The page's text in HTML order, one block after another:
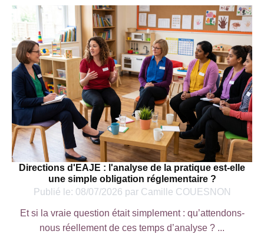
Directions d'EAJE : l'analyse de la pratique est-elle
une simple obligation réglementaire ?
Publié le: 08/07/2026 par Camille COUESNON
Et si la vraie question était simplement : qu’attendons-
nous réellement de ces temps d’analyse ? ...